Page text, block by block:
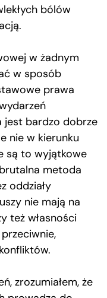
bólów
w żadnym
w sposób
prawa
jest bardzo dobrze
nie w kierunku
są to wyjątkowe
metoda
oddziały
nie mają na
też własności
zrozumiałem, że